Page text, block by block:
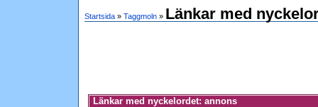
Startsida » Taggmoln » Länkar med
Länkar med nyckelordet: annons